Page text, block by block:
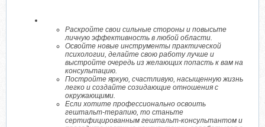
Раскройте свои сильные стороны и повысьте
личную эффективность в любой области.
Освойте новые инструменты практической
психологии, делайте свою работу лучше и
выстройте очередь из желающих попасть к вам на
консультацию.
Постройте яркую, счастливую, насыщенную жизнь
легко и создайте созидающие отношения с
окружающими.
Если хотите профессионально освоить
гештальт-терапию, то станьте
сертифицированным гештальт-консультантом и